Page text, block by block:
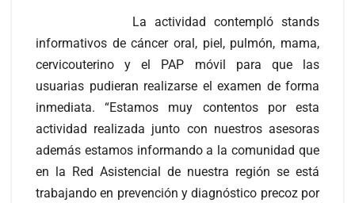
La actividad contempló stands
informativos de cáncer oral, piel, pulmón, mama,
cervicouterino y el PAP móvil para que las
usuarias pudieran realizarse el examen de forma
inmediata. “Estamos muy contentos por esta
actividad realizada junto con nuestros asesoras
además estamos informando a la comunidad que
en la Red Asistencial de nuestra región se está
trabajando en prevención y diagnóstico precoz por